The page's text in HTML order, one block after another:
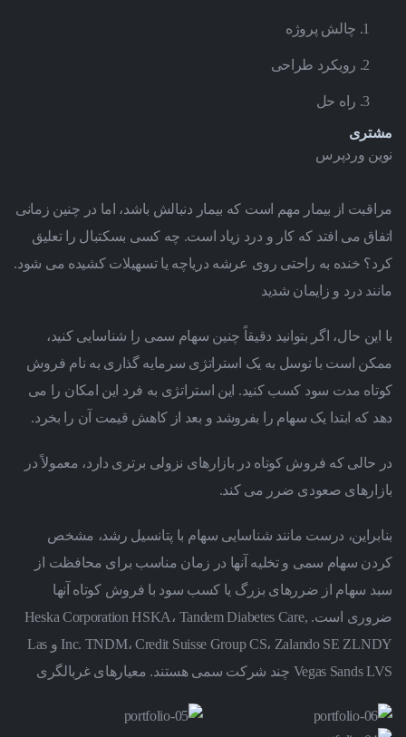
چالش پروژه
رویکرد طراحی
راه حل
مشتری
نوین وردپرس
مراقبت از بیمار مهم است که بیمار دنبالش باشد، اما در چنین زمانی
اتفاق می افتد که کار و درد زیاد است. چه کسی بسکتبال را تعلیق
کرد؟ خنده به راحتی روی عرشه دریاچه یا تسهیلات کشیده می شود.
مانند درد و زایمان شدید
با این حال، اگر بتوانید دقیقاً چنین سهام سمی را شناسایی کنید،
ممکن است با توسل به یک استراتژی سرمایه گذاری به نام فروش
کوتاه مدت سود کسب کنید. این استراتژی به فرد این امکان را می
دهد که ابتدا یک سهام را بفروشد و بعد از کاهش قیمت آن را بخرد.
در حالی که فروش کوتاه در بازارهای نزولی برتری دارد، معمولاً در
بازارهای صعودی ضرر می کند.
بنابراین، درست مانند شناسایی سهام با پتانسیل رشد، مشخص
کردن سهام سمی و تخلیه آنها در زمان مناسب برای محافظت از
سبد سهام از ضررهای بزرگ یا کسب سود با فروش کوتاه آنها
ضروری است. Heska Corporation HSKA، Tandem Diabetes Care,
Inc. TNDM، Credit Suisse Group CS، Zalando SE ZLNDY و Las
Vegas Sands LVS چند شرکت سمی هستند. معیارهای غربالگری